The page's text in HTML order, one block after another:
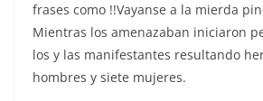
frases como !!Vayanse a la mierda
Mientras los amenazaban iniciaron
los y las manifestantes resultando
hombres y siete mujeres.